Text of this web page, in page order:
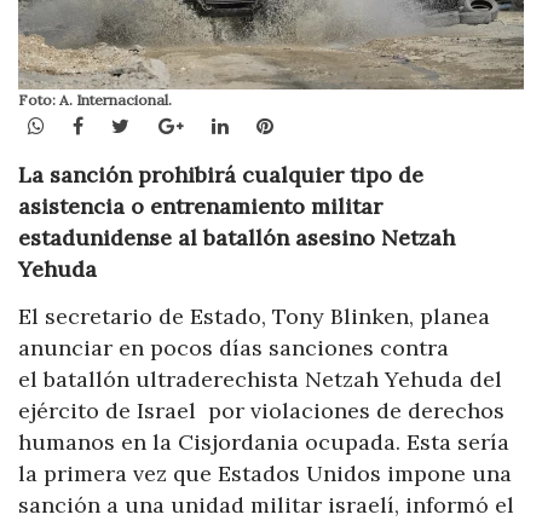
Foto: A. Internacional.
WhatsApp
Facebook
TwitterGoogle+LinkedInPinterest
La sanción prohibirá cualquier tipo de
asistencia o entrenamiento militar
estadunidense al batallón asesino Netzah
Yehuda
El secretario de Estado, Tony Blinken, planea
anunciar en pocos días sanciones contra
el batallón ultraderechista Netzah Yehuda del
ejército de Israel por violaciones de derechos
humanos en la Cisjordania ocupada. Esta sería
la primera vez que Estados Unidos impone una
sanción a una unidad militar israelí, informó el